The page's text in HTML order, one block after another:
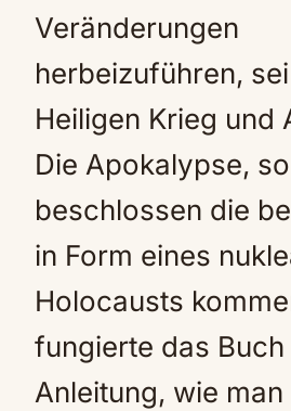
Veränderungen
herbeizuführen,
Heiligen Krieg und
Die Apokalypse, so
beschlossen die
in Form eines
Holocausts
fungierte das Buch
Anleitung, wie